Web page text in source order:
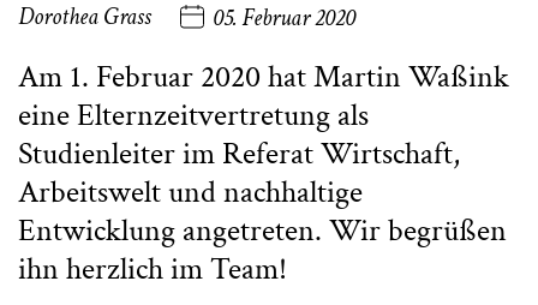
Dorothea Grass 05. Februar 2020
Am 1. Februar 2020 hat Martin Waßink
eine Elternzeitvertretung als
Studienleiter im Referat Wirtschaft,
Arbeitswelt und nachhaltige
Entwicklung angetreten. Wir begrüßen
ihn herzlich im Team!